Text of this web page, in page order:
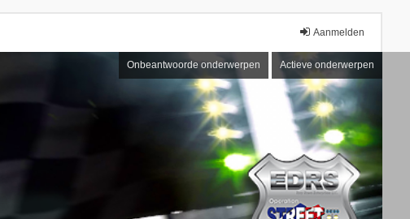
Aanmelden
Onbeantwoorde onderwerpen Actieve onderwerpen